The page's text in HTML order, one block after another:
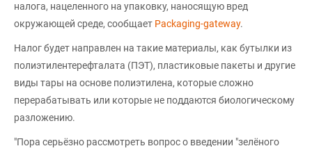
налога, нацеленного на упаковку, наносящую вред
окружающей среде, сообщает Рackaging-gateway.
Налог будет направлен на такие материалы, как бутылки из
полиэтилентерефталата (ПЭТ), пластиковые пакеты и другие
виды тары на основе полиэтилена, которые сложно
перерабатывать или которые не поддаются биологическому
разложению.
"Пора серьёзно рассмотреть вопрос о введении "зелёного